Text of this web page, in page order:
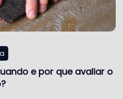
e por que avaliar o